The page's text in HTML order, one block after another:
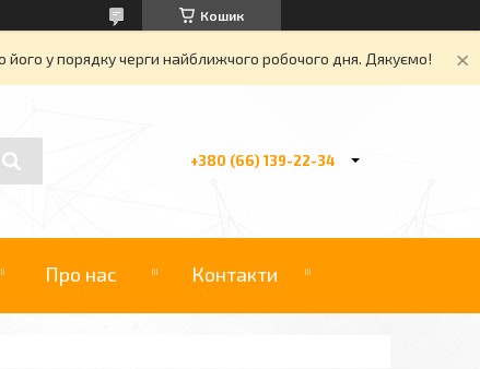
Кошик
у порядку черги найближчого робочого дня. Дякуємо!
+380 (66) 139-22-34
Про нас Контакти